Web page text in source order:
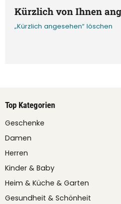
Kürzlich von Ihnen
„Kürzlich angesehen“ löschen
Top Kategorien
Geschenke
Damen
Herren
Kinder & Baby
Heim & Küche & Garten
Gesundheit & Schönheit